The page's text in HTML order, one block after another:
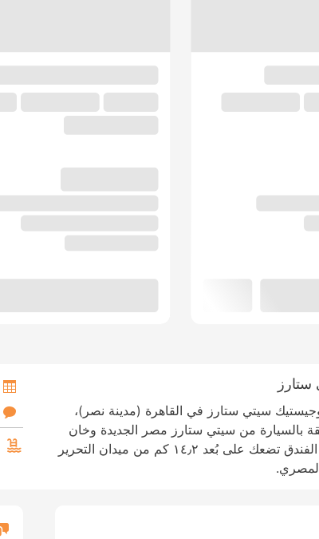
سيتي ستارز في القاهرة (مدينة نصر)،
على بُعد 15 دقيقة بالسيارة من سيتي ستارز مصر الجديدة وخان
الخليلي. الإقامة في هذا الفندق تضعك على بُعد ١٤٫٢ كم من ميدان التحرير